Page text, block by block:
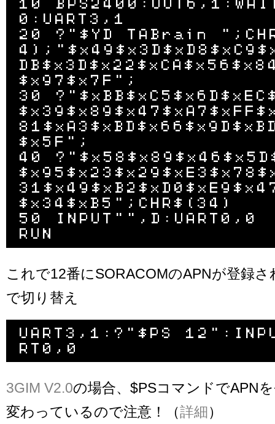
10
0:UART3,1
20 ?"$YD TABrain
$x97$x7F";
30
$x5F";
40
$x34$xB5";CHR$(34)
50 INPUT"",D:UART0,0
これで12番にSORACOMのAPNが登録
で切り替え
UART3,1:?"$PS
3GIM V2.0の場合、$PSコマンドでAPN
変わっているので注意！（詳細）